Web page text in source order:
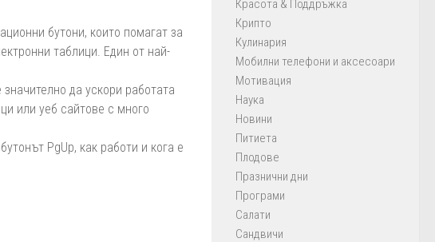
бутони, които помагат за
таблици. Един от най-
да ускори работата
или уеб сайтове с много
PgUp, как работи и кога е
Красота & Поддръжка
Крипто
Кулинария
Мобилни телефони и аксесоари
Мотивация
Наука
Новини
Питиета
Плодове
Празнични дни
Програми
Салати
Сандвичи